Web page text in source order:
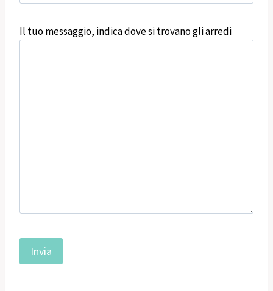
Il tuo messaggio, indica dove si trovano gli arredi